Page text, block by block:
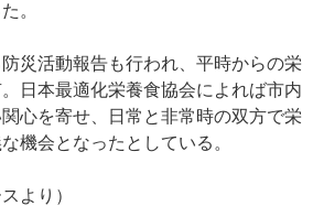
。
災活動報告も行われ、平時からの栄
日本最適化栄養食協会によれば市内
心を寄せ、日常と非常時の双方で栄
機会となったとしている。
より）